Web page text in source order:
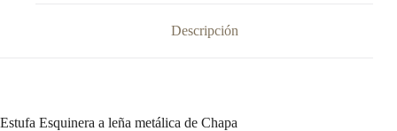
Descripción
Estufa Esquinera a leña metálica de Chapa